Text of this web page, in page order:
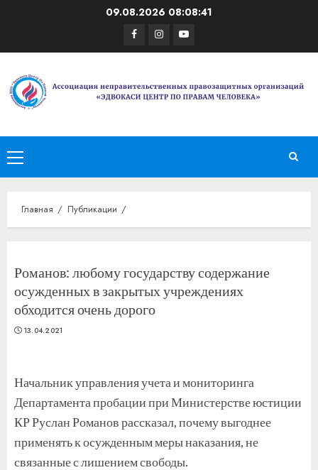
09.08.2026 08:08:41
Facebook
Instagram
Youtube
Основное
меню
Главная Публикации
Романов: любому государству содержание
осужденных в закрытых учреждениях
обходится очень дорого
13.04.2021
Начальник управления учета и мониторинга
Департамента пробации при Министерстве юстиции
КР Руслан Романов рассказал, почему выгоднее
применять к осужденным меры наказания, не
связанные с лишением свободы.